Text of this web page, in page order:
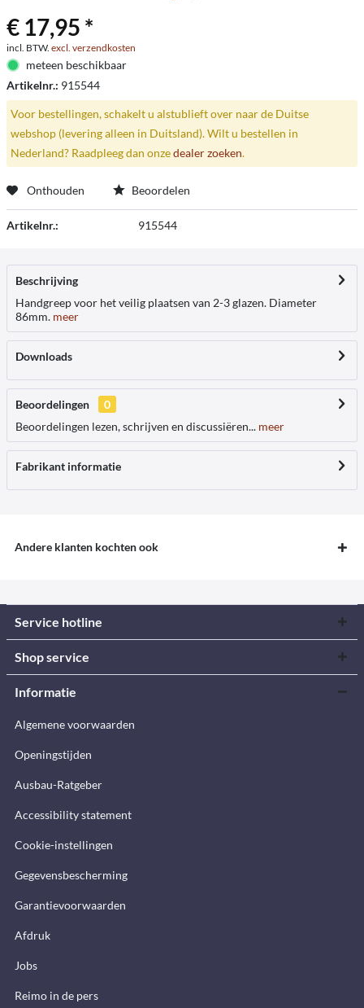
€ 17,95 *
incl. BTW. excl. verzendkosten
meteen beschikbaar
Artikelnr.: 915544
Voor bestellingen, schakelt u alstublieft over naar de Duitse
webshop (levering alleen in Duitsland). Wilt u bestellen in
Nederland? Raadpleeg dan onzedealer zoeken.
Onthouden Beoordelen
Artikelnr.: 915544
Beschrijving
Handgreep voor het veilig plaatsen van 2-3 glazen. Diameter
86mm. meer
Downloads
Beoordelingen
0
Beoordelingen lezen, schrijven en discussiëren... meer
Fabrikant informatie
Andere klanten kochten ook
Service hotline
Shop service
Informatie
Algemene voorwaarden
Openingstijden
Ausbau-Ratgeber
Accessibility statement
Cookie-instellingen
Gegevensbescherming
Garantievoorwaarden
Afdruk
Jobs
Reimo in de pers